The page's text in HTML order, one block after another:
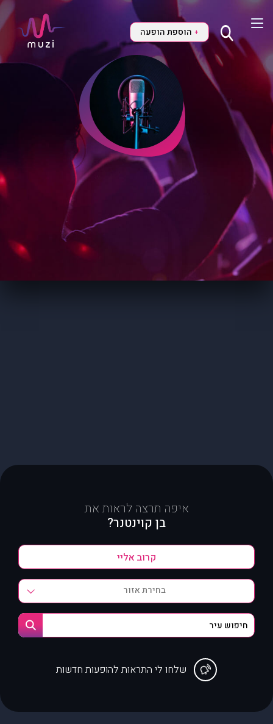
+ הוספת הופעה
איפה תרצה לראות את
בן קוינטנר?
בחירת אזור
שלחו לי התראות להופעות חדשות